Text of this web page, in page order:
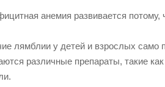
анемия развивается потому,
лямблии у детей и взрослых
различные препараты, такие